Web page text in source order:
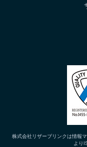
株式会社リザーブリンクは情報
より